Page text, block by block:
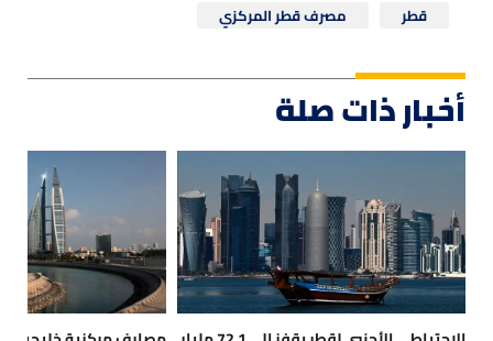
قطر مصرف قطر المركزي
أخبار ذات صلة